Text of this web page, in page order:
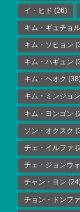
イ・ヒド (26)
キム・ギュチョル
キム・ソヒョン
キム・ハギュン
キム・ヘオク
キム・ミンジョン
キム・ヨンゴン
ソン・オクスク
チェ・イルファ
チェ・ジョンウ
チャン・ヨン
チョン・ドンフ